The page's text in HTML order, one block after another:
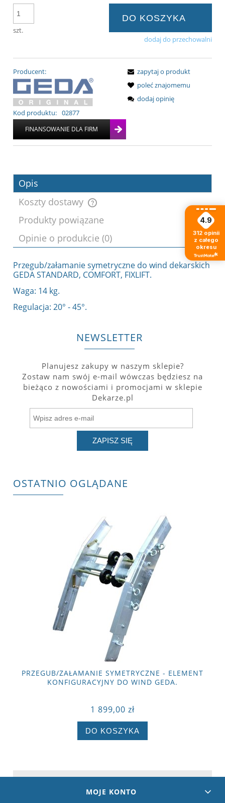
szt.
DO KOSZYKA
dodaj do przechowalni
Producent:
Kod produktu: 02877
zapytaj o produkt
poleć znajomemu
dodaj opinię
Opis
Koszty dostawy
Cena nie zawiera ewentualnych kosztów
płatności
Produkty powiązane
Opinie o produkcie (0)
Przegub/załamanie symetryczne do wind dekarskich
GEDA STANDARD, COMFORT, FIXLIFT.
Waga: 14 kg.
Regulacja: 20° - 45°.
NEWSLETTER
Planujesz zakupy w naszym sklepie?
Zostaw nam swój e-mail wówczas będziesz na
bieżąco z nowościami i promocjami w sklepie
Dekarze.pl
ZAPISZ SIĘ
OSTATNIO OGLĄDANE
PRZEGUB/ZAŁAMANIE SYMETRYCZNE - ELEMENT
KONFIGURACYJNY DO WIND GEDA.
1 899,00 zł
DO KOSZYKA
MOJE KONTO
4.9
312 opinii
z całego
okresu